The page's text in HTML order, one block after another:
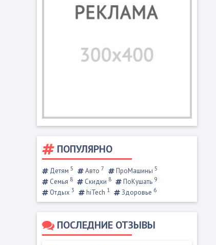
ПОПУЛЯРНО
Детям 5 Авто 7 ПроМашины 5
Семья 8 Скидки 8 ПоКушать 9
Отдых 3 hiTech 1 Здоровье 6
ПОСЛЕДНИЕ ОТЗЫВЫ